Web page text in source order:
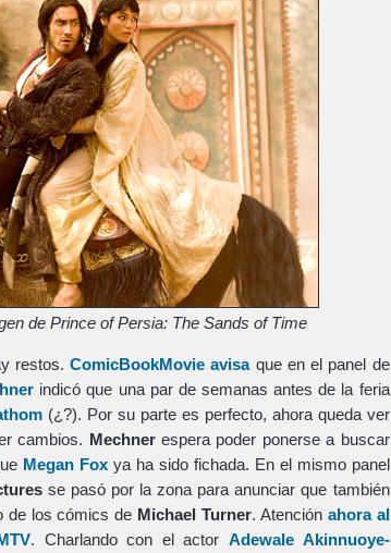
de Prince of Persia: The Sands of Time
restos.ComicBookMovie avisaque en el panel de
indicó que una par de semanas antes de la feria
(¿?). Por su parte es perfecto, ahora queda ver
cambios. Mechnerespera poder ponerse a buscar
Megan Foxya ha sido fichada. En el mismo panel
se pasó por la zona para anunciar que también
de los cómics de Michael Turner. Atenciónahora al
. Charlando con el actor Adewale Akinnuoye-